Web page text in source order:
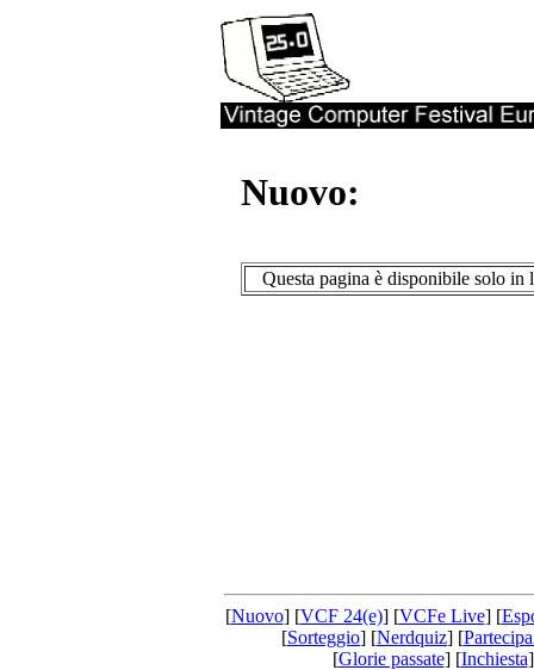
Nuovo:
Questa pagina è disponibile solo in
[Nuovo] [VCF 24(e)] [VCFe Live] [
[Sorteggio] [Nerdquiz] [
[Glorie passate] [Inchiesta